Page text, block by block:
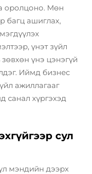
оролцоно. Мөн
багц ашиглах,
үнэт зүйл
үнэ цэнэгүй
Иймд бизнес
ажиллагааг
санал хүргэхэд
сул
мэндийн дээрх